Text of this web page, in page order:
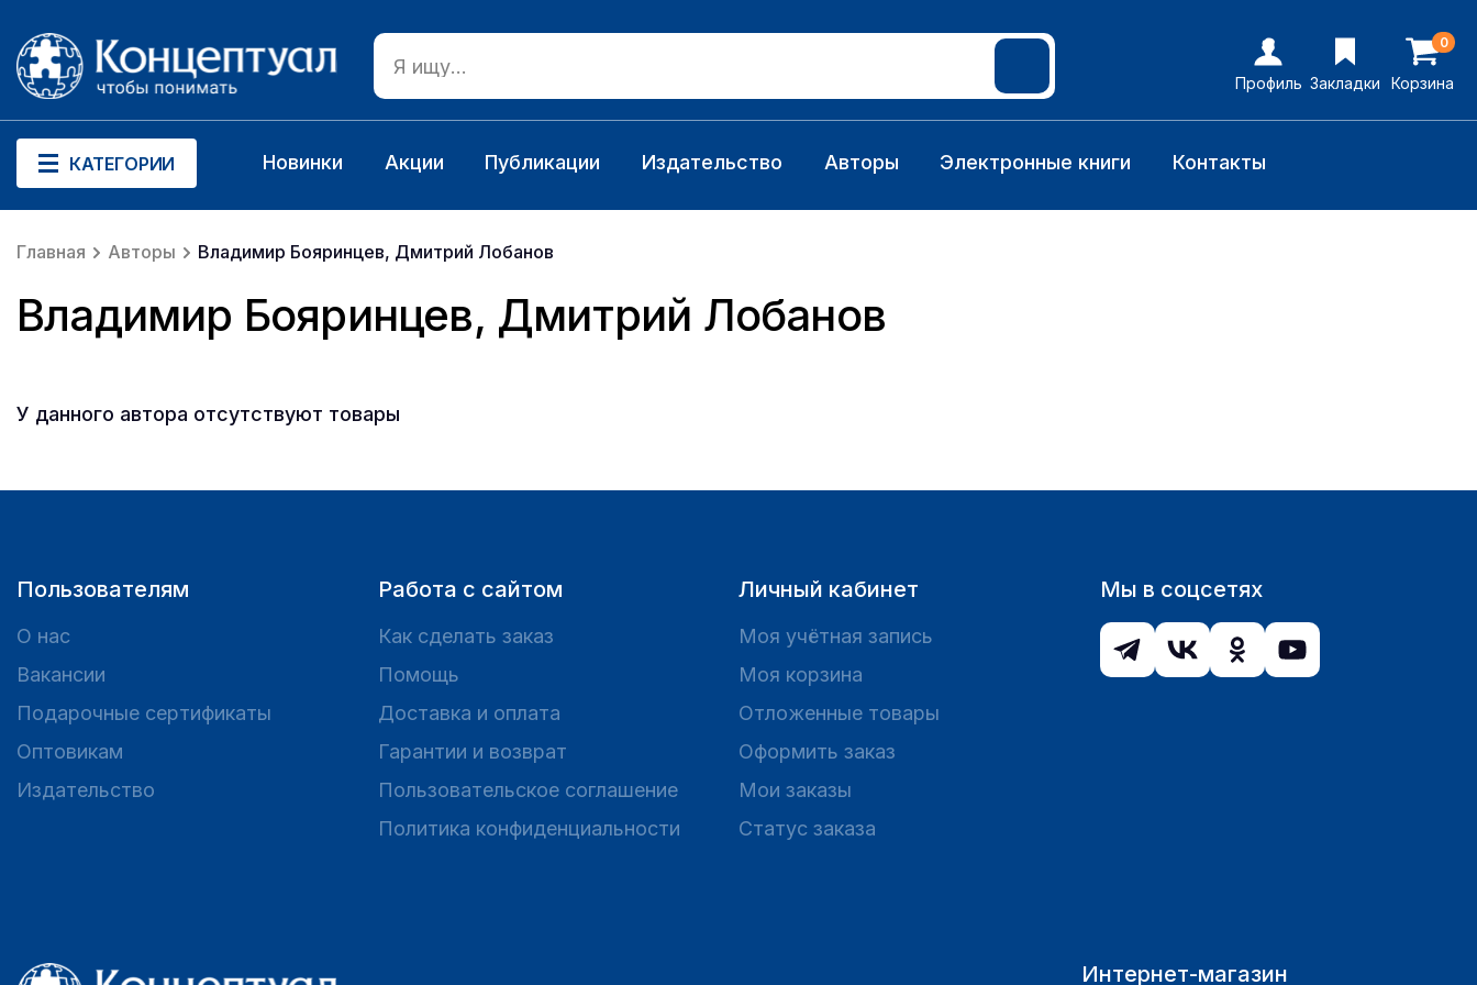
Профиль Закладки
0
Корзина
КАТЕГОРИИ Новинки Акции Публикации Издательство Авторы Электронные книги Контакты
Главная Авторы Владимир Бояринцев, Дмитрий Лобанов
Владимир Бояринцев, Дмитрий Лобанов
У данного автора отсутствуют товары
Пользователям
О нас
Вакансии
Подарочные сертификаты
Оптовикам
Издательство
Работа с сайтом
Как сделать заказ
Помощь
Доставка и оплата
Гарантии и возврат
Пользовательское соглашение
Политика конфиденциальности
Личный кабинет
Моя учётная запись
Моя корзина
Отложенные товары
Оформить заказ
Мои заказы
Статус заказа
Мы в соцсетях
Интернет-магазин